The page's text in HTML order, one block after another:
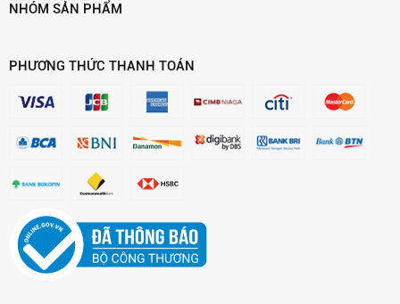
NHÓM SẢN PHẨM
PHƯƠNG THỨC THANH TOÁN